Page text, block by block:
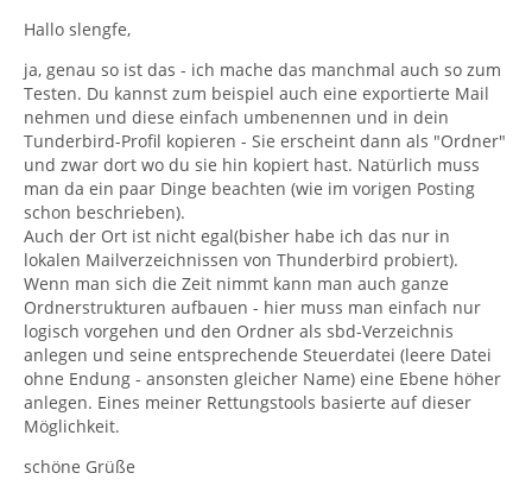
Hallo slengfe,
ja, genau so ist das - ich mache das manchmal auch so zum
Testen. Du kannst zum beispiel auch eine exportierte Mail
nehmen und diese einfach umbenennen und in dein
Tunderbird-Profil kopieren - Sie erscheint dann als "Ordner"
und zwar dort wo du sie hin kopiert hast. Natürlich muss
man da ein paar Dinge beachten (wie im vorigen Posting
schon beschrieben).
Auch der Ort ist nicht egal(bisher habe ich das nur in
lokalen Mailverzeichnissen von Thunderbird probiert).
Wenn man sich die Zeit nimmt kann man auch ganze
Ordnerstrukturen aufbauen - hier muss man einfach nur
logisch vorgehen und den Ordner als sbd-Verzeichnis
anlegen und seine entsprechende Steuerdatei (leere Datei
ohne Endung - ansonsten gleicher Name) eine Ebene höher
anlegen. Eines meiner Rettungstools basierte auf dieser
Möglichkeit.
schöne Grüße